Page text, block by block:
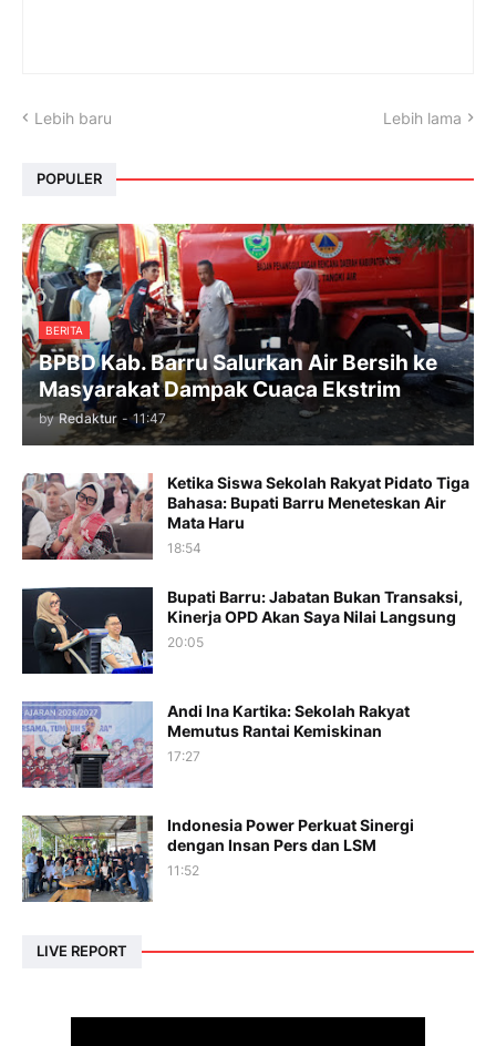
Lebih baru Lebih lama
POPULER
BERITA
BPBD Kab. Barru Salurkan Air Bersih ke
Masyarakat Dampak Cuaca Ekstrim
by Redaktur - 11:47
Ketika Siswa Sekolah Rakyat Pidato Tiga
Bahasa: Bupati Barru Meneteskan Air
Mata Haru
18:54
Bupati Barru: Jabatan Bukan Transaksi,
Kinerja OPD Akan Saya Nilai Langsung
20:05
Andi Ina Kartika: Sekolah Rakyat
Memutus Rantai Kemiskinan
17:27
Indonesia Power Perkuat Sinergi
dengan Insan Pers dan LSM
11:52
LIVE REPORT